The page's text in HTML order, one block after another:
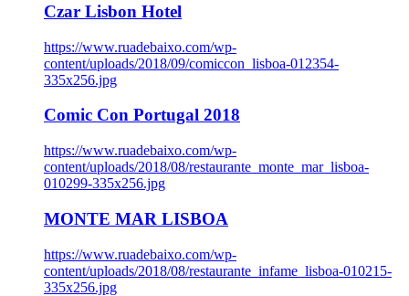
Czar Lisbon Hotel
https://www.ruadebaixo.com/wp-
content/uploads/2018/09/comiccon_lisboa-012354-
335x256.jpg
Comic Con Portugal 2018
https://www.ruadebaixo.com/wp-
content/uploads/2018/08/restaurante_monte_mar_lisboa-
010299-335x256.jpg
MONTE MAR LISBOA
https://www.ruadebaixo.com/wp-
content/uploads/2018/08/restaurante_infame_lisboa-010215-
335x256.jpg